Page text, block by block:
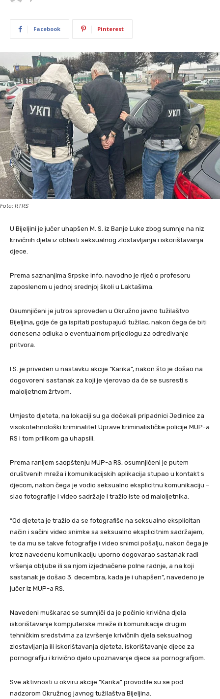
Facebook Pinterest
Foto: RTRS
U Bijeljini je jučer uhapšen M. S. iz Banje Luke zbog sumnje na niz
krivičnih djela iz oblasti seksualnog zlostavljanja i iskorištavanja
djece.
Prema saznanjima Srpske info, navodno je riječ o profesoru
zaposlenom u jednoj srednjoj školi u Laktašima.
Osumnjičeni je jutros sproveden u Okružno javno tužilaštvo
Bijeljina, gdje će ga ispitati postupajući tužilac, nakon čega će biti
donesena odluka o eventualnom prijedlogu za određivanje
pritvora.
I.S. je priveden u nastavku akcije “Karika”, nakon što je došao na
dogovoreni sastanak za koji je vjerovao da će se susresti s
maloljetnom žrtvom.
Umjesto djeteta, na lokaciji su ga dočekali pripadnici Jedinice za
visokotehnološki kriminalitet Uprave kriminalističke policije MUP-a
RS i tom prilikom ga uhapsili.
Prema ranijem saopštenju MUP-a RS, osumnjičeni je putem
društvenih mreža i komunikacijskih aplikacija stupao u kontakt s
djecom, nakon čega je vodio seksualno eksplicitnu komunikaciju –
slao fotografije i video sadržaje i tražio iste od maloljetnika.
“Od djeteta je tražio da se fotografiše na seksualno eksplicitan
način i sačini video snimke sa seksualno eksplicitnim sadržajem,
te da mu se takve fotografije i video snimci pošalju, nakon čega je
kroz navedenu komunikaciju uporno dogovarao sastanak radi
vršenja obljube ili sa njom izjednačene polne radnje, a na koji
sastanak je došao 3. decembra, kada je i uhapšen”, navedeno je
jučer iz MUP-a RS.
Navedeni muškarac se sumnjiči da je počinio krivična djela
iskorištavanje kompjuterske mreže ili komunikacije drugim
tehničkim sredstvima za izvršenje krivičnih djela seksualnog
zlostavljanja ili iskorištavanja djeteta, iskorištavanje djece za
pornografiju i krivično djelo upoznavanje djece sa pornografijom.
Sve aktivnosti u okviru akcije “Karika” provodile su se pod
nadzorom Okružnog javnog tužilaštva Bijeljina.